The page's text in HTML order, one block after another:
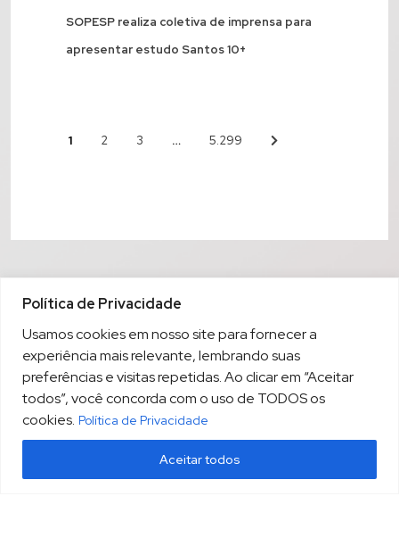
Política de Privacidade
Usamos cookies em nosso site para fornecer a
experiência mais relevante, lembrando suas
preferências e visitas repetidas. Ao clicar em “Aceitar
todos”, você concorda com o uso de TODOS os
cookies. Política de Privacidade
Aceitar todos
SOPESP realiza coletiva de imprensa para
apresentar estudo Santos 10+
1 2 3 … 5.299